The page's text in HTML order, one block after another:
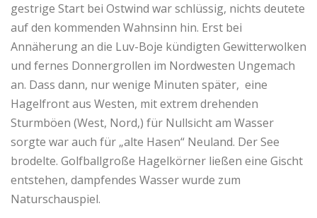
gestrige Start bei Ostwind war schlüssig, nichts deutete
auf den kommenden Wahnsinn hin. Erst bei
Annäherung an die Luv-Boje kündigten Gewitterwolken
und fernes Donnergrollen im Nordwesten Ungemach
an. Dass dann, nur wenige Minuten später, eine
Hagelfront aus Westen, mit extrem drehenden
Sturmböen (West, Nord,) für Nullsicht am Wasser
sorgte war auch für „alte Hasen“ Neuland. Der See
brodelte. Golfballgroße Hagelkörner ließen eine Gischt
entstehen, dampfendes Wasser wurde zum
Naturschauspiel.